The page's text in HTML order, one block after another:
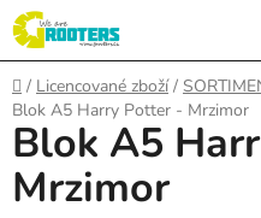
Přejít
na
obsah
Domů
/ Licencované zboží /
Blok A5 Harry Potter - Mrzimor
Blok A5
Mrzimor